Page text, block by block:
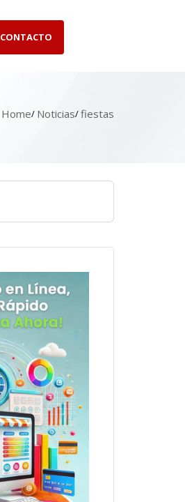
CONTACTO
Home Noticias fiestas